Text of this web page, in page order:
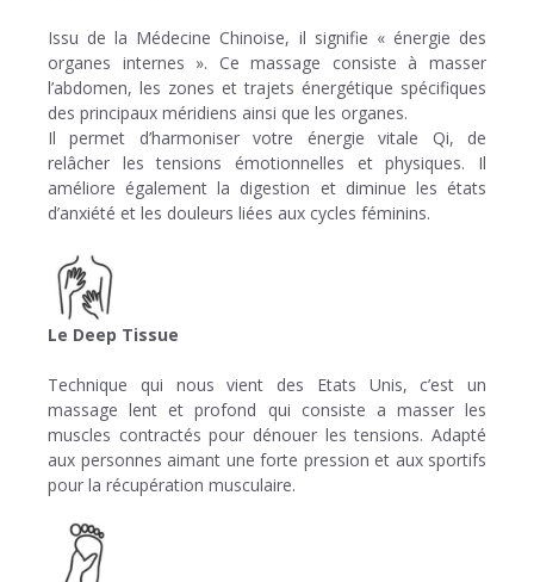
Issu de la Médecine Chinoise, il signifie « énergie des
organes internes ». Ce massage consiste à masser
l’abdomen, les zones et trajets énergétique spécifiques
des principaux méridiens ainsi que les organes.
Il permet d’harmoniser votre énergie vitale Qi, de
relâcher les tensions émotionnelles et physiques. Il
améliore également la digestion et diminue les états
d’anxiété et les douleurs liées aux cycles féminins.
Le Deep Tissue
Technique qui nous vient des Etats Unis, c’est un
massage lent et profond qui consiste a masser les
muscles contractés pour dénouer les tensions. Adapté
aux personnes aimant une forte pression et aux sportifs
pour la récupération musculaire.